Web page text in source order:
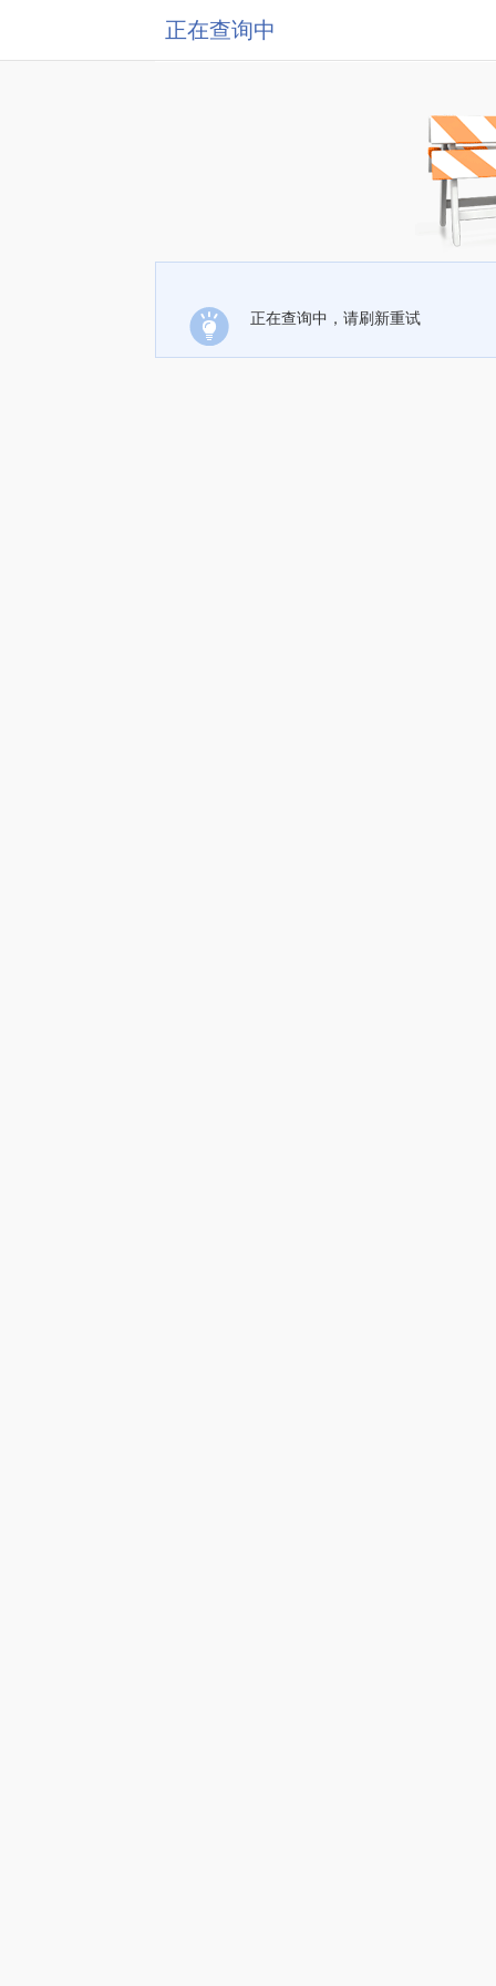
正在查询中
正在查询中，请刷新重试